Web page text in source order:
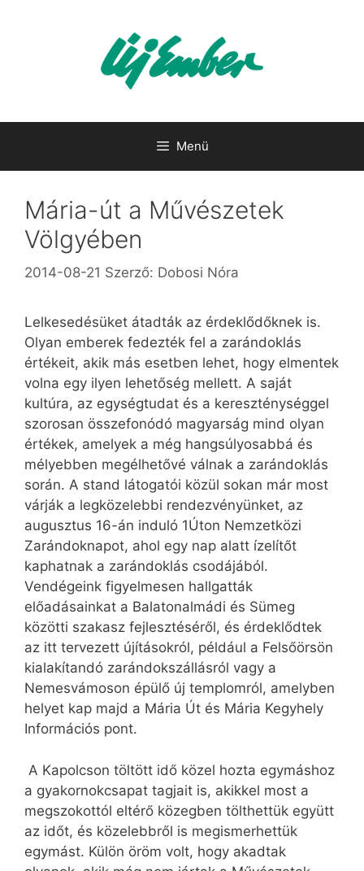
Menü
Mária-út a Művészetek
Völgyében
2014-08-21 Szerző: Dobosi Nóra
Lelkesedésüket átadták az érdeklődőknek is.
Olyan emberek fedezték fel a zarándoklás
értékeit, akik más esetben lehet, hogy elmentek
volna egy ilyen lehetőség mellett. A saját
kultúra, az egységtudat és a kereszténységgel
szorosan összefonódó magyarság mind olyan
értékek, amelyek a még hangsúlyosabbá és
mélyebben megélhetővé válnak a zarándoklás
során. A stand látogatói közül sokan már most
várják a legközelebbi rendezvényünket, az
augusztus 16-án induló 1Úton Nemzetközi
Zarándoknapot, ahol egy nap alatt ízelítőt
kaphatnak a zarándoklás csodájából.
Vendégeink figyelmesen hallgatták
előadásainkat a Balatonalmádi és Sümeg
közötti szakasz fejlesztéséről, és érdeklődtek
az itt tervezett újításokról, például a Felsőörsön
kialakítandó zarándokszállásról vagy a
Nemesvámoson épülő új templomról, amelyben
helyet kap majd a Mária Út és Mária Kegyhely
Információs pont.
A Kapolcson töltött idő közel hozta egymáshoz
a gyakornokcsapat tagjait is, akikkel most a
megszokottól eltérő közegben tölthettük együtt
az időt, és közelebbről is megismerhettük
egymást. Külön öröm volt, hogy akadtak